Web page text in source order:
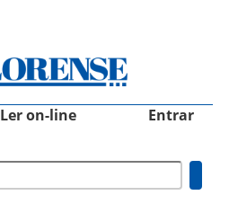
Ler on-line Entrar